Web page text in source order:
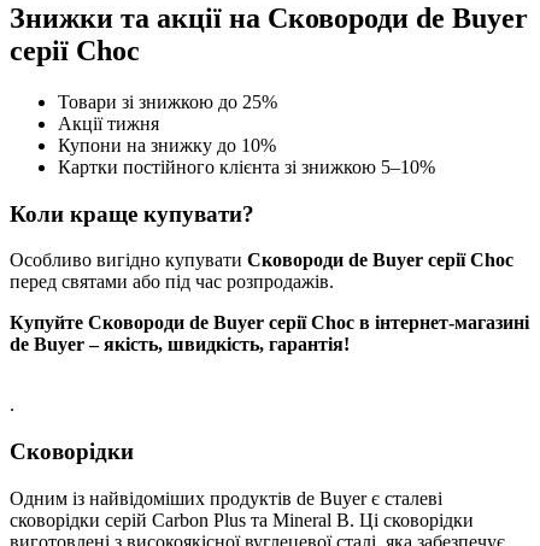
Знижки та акції на Cковороди de Buyer
серії Choc
Товари зі знижкою до 25%
Акції тижня
Купони на знижку до 10%
Картки постійного клієнта зі знижкою 5–10%
Коли краще купувати?
Особливо вигідно купувати Cковороди de Buyer серії Choc
перед святами або під час розпродажів.
Купуйте Cковороди de Buyer серії Choc в інтернет-магазині
de Buyer – якість, швидкість, гарантія!
.
Сковорідки
Одним із найвідоміших продуктів de Buyer є сталеві
сковорідки серій Carbon Plus та Mineral B. Ці сковорідки
виготовлені з високоякісної вуглецевої сталі, яка забезпечує